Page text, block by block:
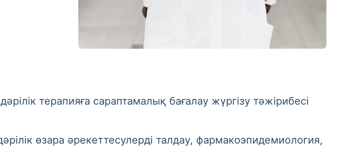
терапияға сараптамалық бағалау жүргізу тәжірибесі
өзара әрекеттесулерді талдау, фармакоэпидемиология,